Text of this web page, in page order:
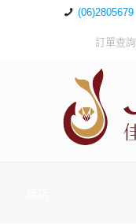
(06)2805679
訂單查詢